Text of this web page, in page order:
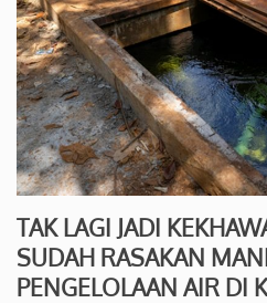
TAK LAGI JADI
SUDAH RASAKAN
PENGELOLAAN AIR DI